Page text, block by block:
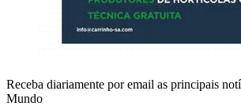
Receba diariamente por email as principais
Mundo